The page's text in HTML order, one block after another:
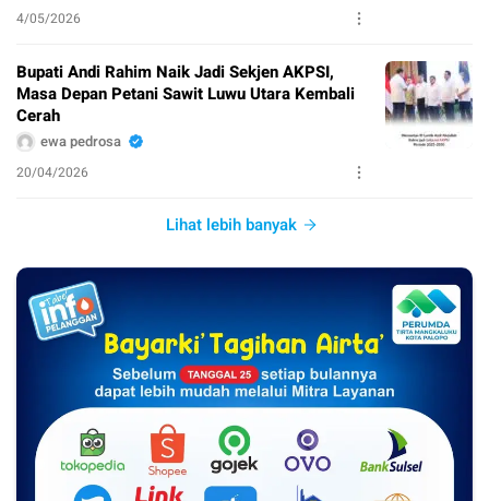
4/05/2026
Bupati Andi Rahim Naik Jadi Sekjen AKPSI,
Masa Depan Petani Sawit Luwu Utara Kembali
Cerah
ewa pedrosa
20/04/2026
Lihat lebih banyak